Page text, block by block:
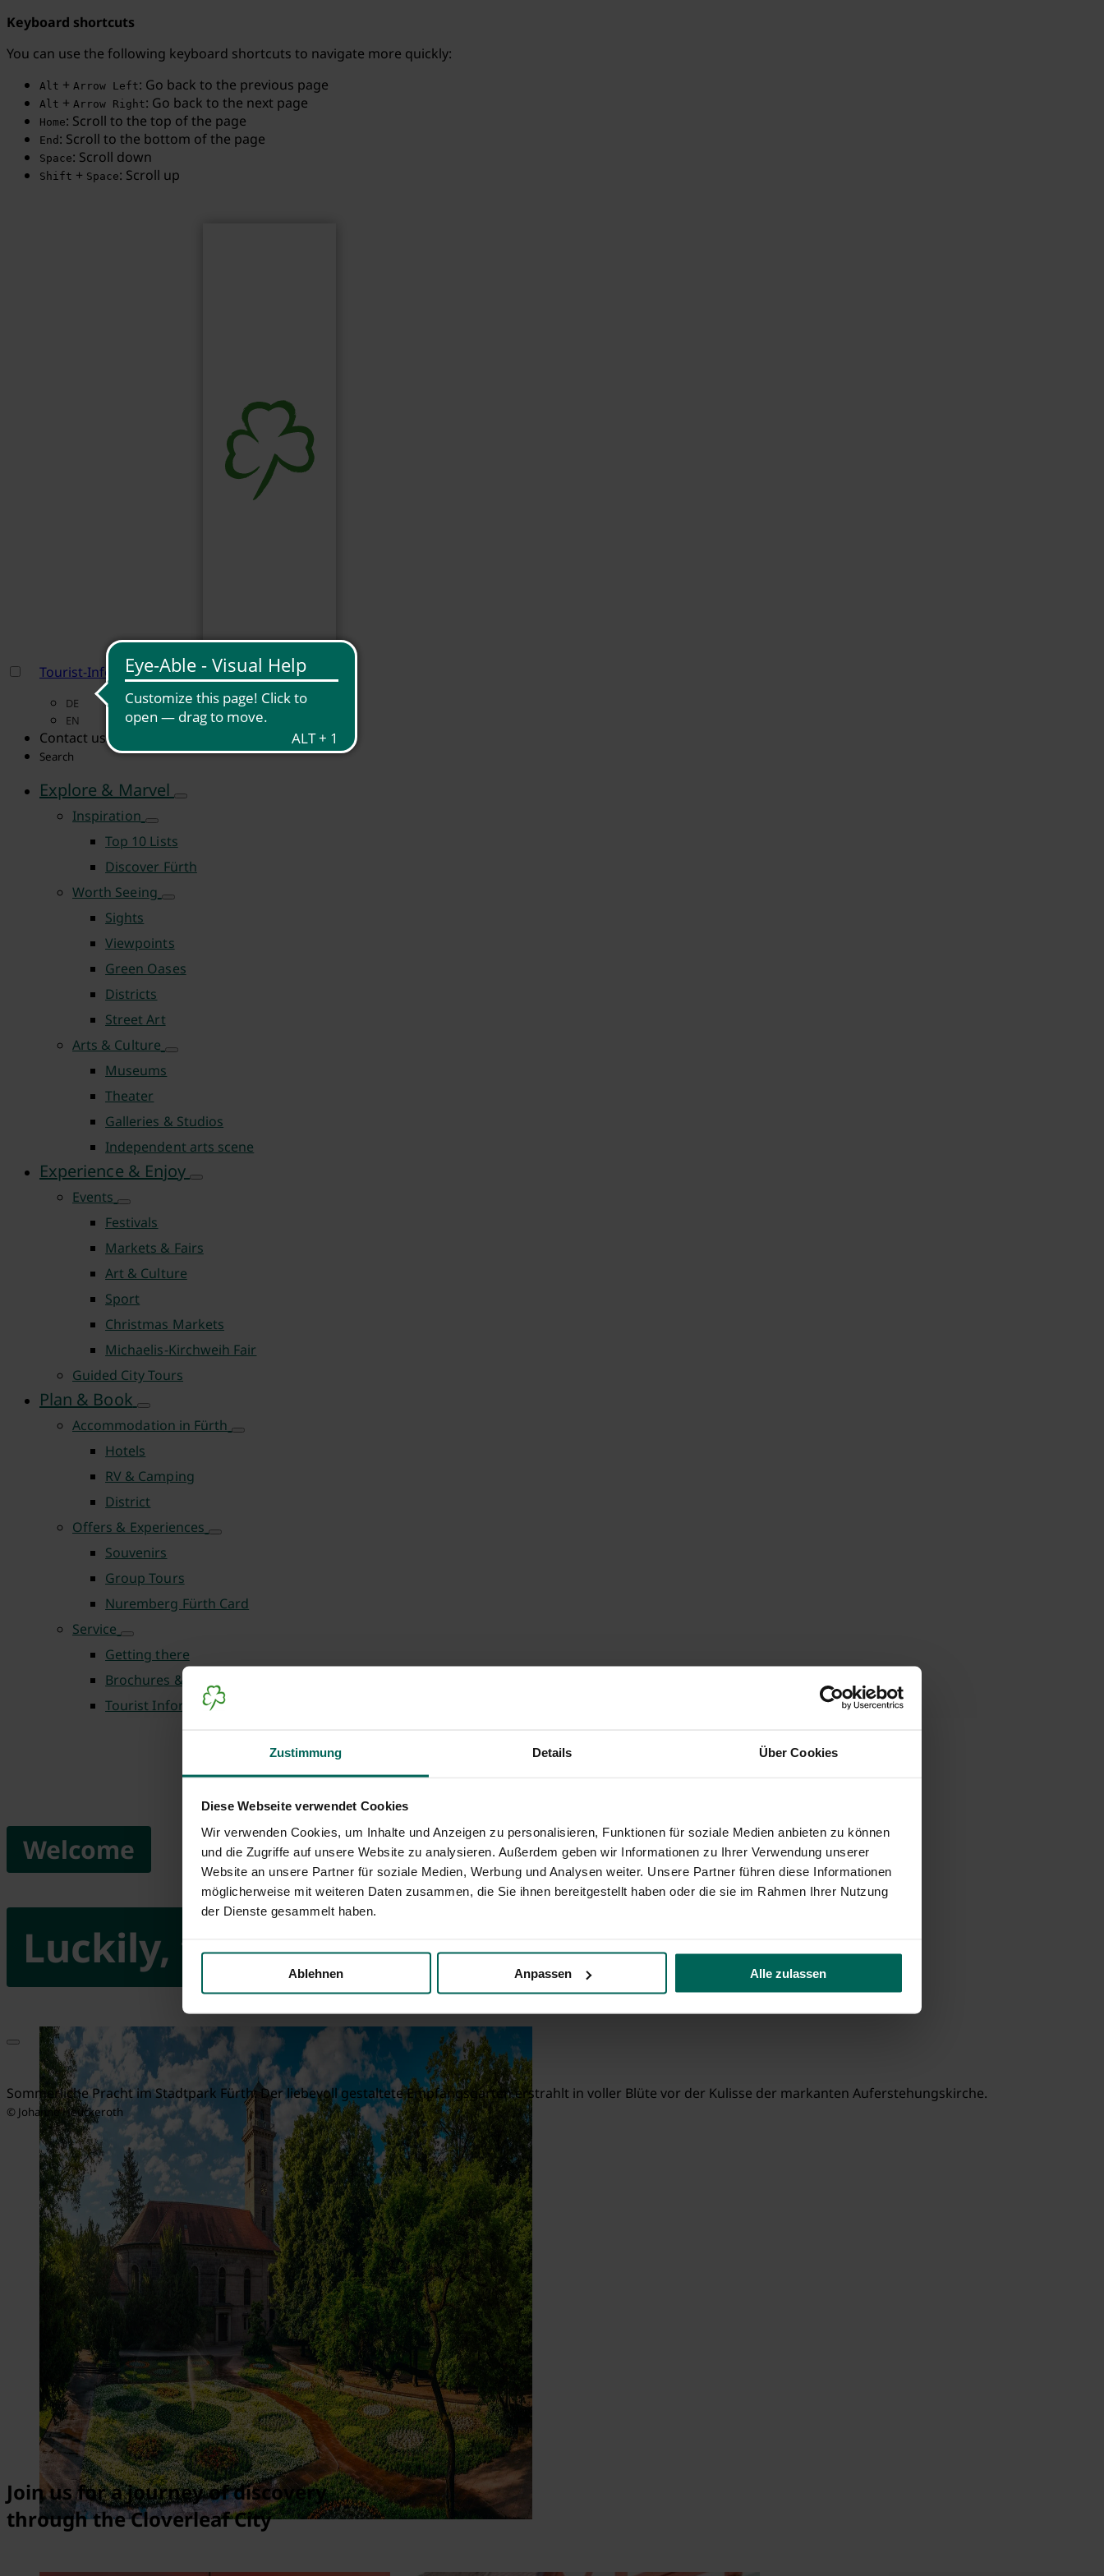
Zustimmung Details Über Cookies
Diese Webseite verwendet Cookies
Wir verwenden Cookies, um Inhalte und Anzeigen zu personalisieren, Funktionen für soziale Medien anbieten zu können
und die Zugriffe auf unsere Website zu analysieren. Außerdem geben wir Informationen zu Ihrer Verwendung unserer
Website an unsere Partner für soziale Medien, Werbung und Analysen weiter. Unsere Partner führen diese Informationen
möglicherweise mit weiteren Daten zusammen, die Sie ihnen bereitgestellt haben oder die sie im Rahmen Ihrer Nutzung
der Dienste gesammelt haben.
Ablehnen Anpassen Alle zulassen
Keyboard shortcuts
You can use the following keyboard shortcuts to navigate more quickly:
Alt + Arrow Left: Go back to the previous page
Alt + Arrow Right: Go back to the next page
Home: Scroll to the top of the page
End : Scroll to the bottom of the page
Space: Scroll down
Shift + Space: Scroll up
Tourist-Information Fürth
DE
EN
Contact us
Search
Explore & Marvel
Inspiration
Top 10 Lists
Discover Fürth
Worth Seeing
Sights
Viewpoints
Green Oases
Districts
Street Art
Arts & Culture
Museums
Theater
Galleries & Studios
Independent arts scene
Experience & Enjoy
Events
Festivals
Markets & Fairs
Art & Culture
Sport
Christmas Markets
Michaelis-Kirchweih Fair
Guided City Tours
Plan & Book
Accommodation in Fürth
Hotels
RV & Camping
District
Offers & Experiences
Souvenirs
Group Tours
Nuremberg Fürth Card
Service
Getting there
Brochures & Downloads
Tourist Information Centre
Search term... Search
Luckily, there's Fürth
Welcome
Sommerliche Pracht im Stadtpark Fürth: Der liebevoll gestaltete Empfangsgarten erstrahlt in voller Blüte vor der Kulisse der markanten Auferstehungskirche.
© Johanne Heuckeroth
Join us for a journey of discovery
through the Cloverleaf City